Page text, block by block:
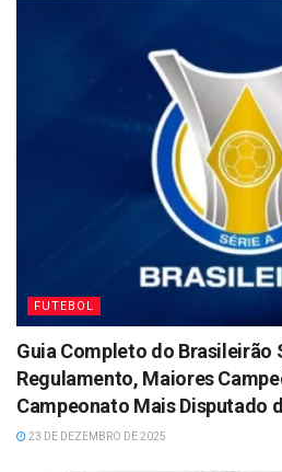
FUTEBOL
Guia Completo do Brasileirão
Regulamento, Maiores
Campeonato Mais Disputado
23 DE DEZEMBRO DE 2025